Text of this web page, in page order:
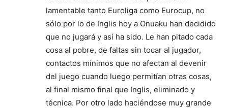
lamentable tanto Euroliga como Eurocup, no
sólo por lo de Inglis hoy a Onuaku han decidido
que no jugará y así ha sido. Le han pitado cada
cosa al pobre, de faltas sin tocar al jugador,
contactos mínimos que no afectan al devenir
del juego cuando luego permitían otras cosas,
al final mismo final que Inglis, eliminado y
técnica. Por otro lado haciéndose muy grande